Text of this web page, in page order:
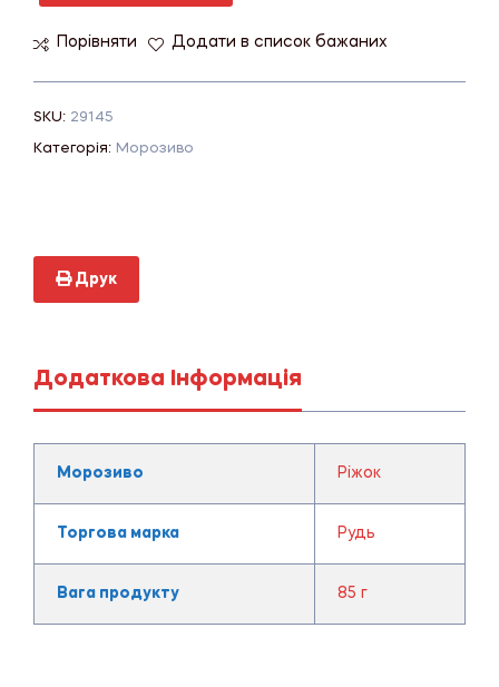
Порівняти Додати в список бажаних
SKU: 29145
Категорія: Морозиво
Друк
Додаткова Інформація
Морозиво Ріжок
Торгова марка Рудь
Вага продукту 85 г